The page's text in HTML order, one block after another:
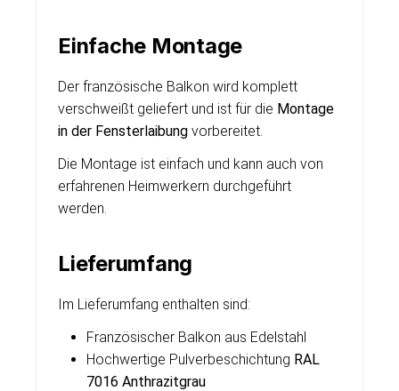
Einfache Montage
Der französische Balkon wird komplett
verschweißt geliefert und ist für die Montage
in der Fensterlaibung vorbereitet.
Die Montage ist einfach und kann auch von
erfahrenen Heimwerkern durchgeführt
werden.
Lieferumfang
Im Lieferumfang enthalten sind:
Französischer Balkon aus Edelstahl
Hochwertige Pulverbeschichtung RAL
7016 Anthrazitgrau